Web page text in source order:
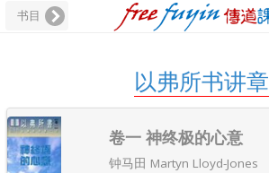
书目
以弗所书讲章
卷一 神终极的心意
钟马田 Martyn Lloyd-Jones